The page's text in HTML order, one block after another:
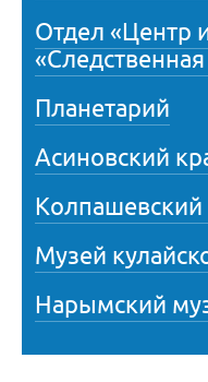
Отдел «Центр
Планетарий
Асиновский
Колпашевский
Музей
Нарымский